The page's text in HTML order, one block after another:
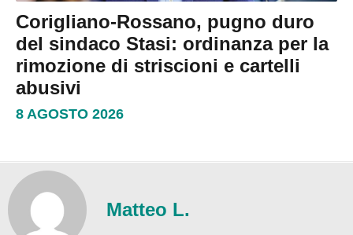
Corigliano-Rossano, pugno duro
del sindaco Stasi: ordinanza per la
rimozione di striscioni e cartelli
abusivi
8 AGOSTO 2026
Matteo L.